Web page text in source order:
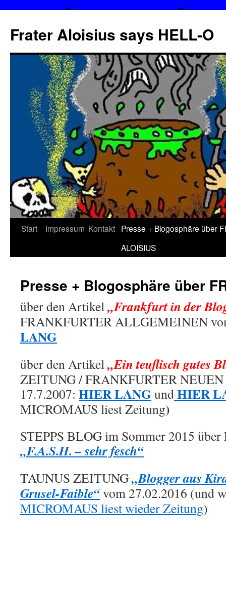
Frater Aloisius says HELL-O
Zum
Start Impressum Kontakt Presse + Blogosphäre über
ALOISIUS
Presse + Blogosphäre über
über den Artikel„Frankfurt in der
FRANKFURTER ALLGEMEINEN
LANG
über den Artikel„Ein teuflisch gutes
ZEITUNG / FRANKFURTER NEUEN
17.7.2007: HIER LANGundHIER
MICROMAUS liest Zeitung)
STEPPS BLOG im Sommer 2015
„F.A.S.H. – sehr fesch“
TAUNUS ZEITUNG„Blogger aus
Grusel-Faible“vom 27.02.2016 (und
MICROMAUS liest wieder Zeitung)